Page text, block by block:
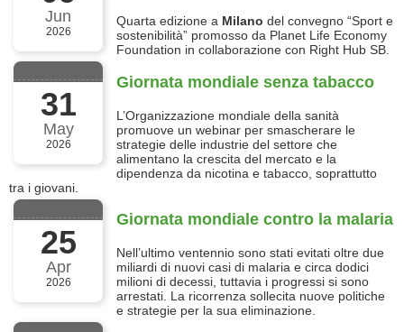
Jun
2026
Quarta edizione a Milano del convegno “Sport e
sostenibilità” promosso da Planet Life Economy
Foundation in collaborazione con Right Hub SB.
31
May
2026
Giornata mondiale senza tabacco
L’Organizzazione mondiale della sanità
promuove un webinar per smascherare le
strategie delle industrie del settore che
alimentano la crescita del mercato e la
dipendenza da nicotina e tabacco, soprattutto
tra i giovani.
25
Apr
2026
Giornata mondiale contro la malaria
Nell’ultimo ventennio sono stati evitati oltre due
miliardi di nuovi casi di malaria e circa dodici
milioni di decessi, tuttavia i progressi si sono
arrestati. La ricorrenza sollecita nuove politiche
e strategie per la sua eliminazione.